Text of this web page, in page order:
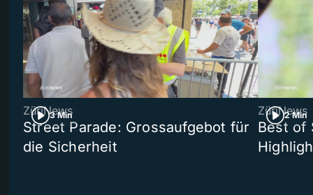
3 Min
ZüriNews
Street Parade: Grossaufgebot für
die Sicherheit
2 Min
ZüriNews
Best of